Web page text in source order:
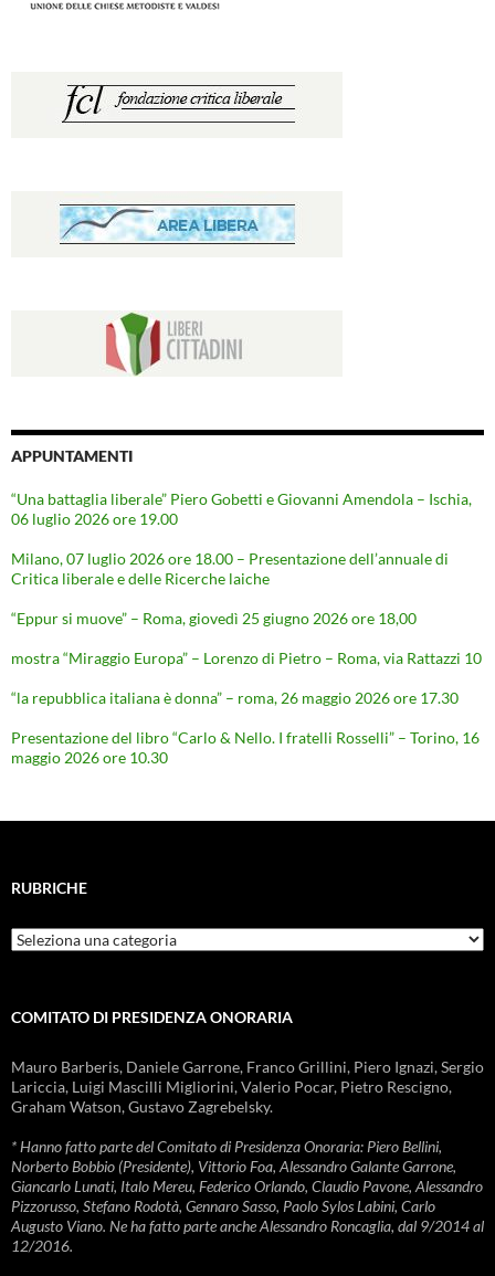
APPUNTAMENTI
“Una battaglia liberale” Piero Gobetti e Giovanni Amendola – Ischia,
06 luglio 2026 ore 19.00
Milano, 07 luglio 2026 ore 18.00 – Presentazione dell’annuale di
Critica liberale e delle Ricerche laiche
“Eppur si muove” – Roma, giovedì 25 giugno 2026 ore 18,00
mostra “Miraggio Europa” – Lorenzo di Pietro – Roma, via Rattazzi 10
“la repubblica italiana è donna” – roma, 26 maggio 2026 ore 17.30
Presentazione del libro “Carlo & Nello. I fratelli Rosselli” – Torino, 16
maggio 2026 ore 10.30
RUBRICHE
Rubriche
COMITATO DI PRESIDENZA ONORARIA
Mauro Barberis, Daniele Garrone, Franco Grillini, Piero Ignazi, Sergio
Lariccia, Luigi Mascilli Migliorini, Valerio Pocar, Pietro Rescigno,
Graham Watson, Gustavo Zagrebelsky.
* Hanno fatto parte del Comitato di Presidenza Onoraria: Piero Bellini,
Norberto Bobbio (Presidente), Vittorio Foa, Alessandro Galante Garrone,
Giancarlo Lunati, Italo Mereu, Federico Orlando, Claudio Pavone, Alessandro
Pizzorusso, Stefano Rodotà, Gennaro Sasso, Paolo Sylos Labini, Carlo
Augusto Viano. Ne ha fatto parte anche Alessandro Roncaglia, dal 9/2014 al
12/2016.